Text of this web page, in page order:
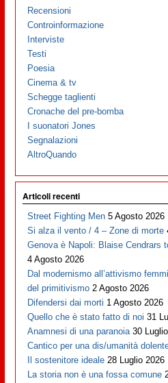
Recensioni
Controinformazione
Interviste
Testi
Poesia
Cinema & tv
Schegge taglienti
Cronache del pre-bomba
I suonatori Jones
Segnalazioni
AltroQuando
Articoli recenti
Street Fighting Men 5 Agosto 2026
Si alza il vento / 4 – Zone di morte
Genova è Napoli: Blaise Cendrars
4 Agosto 2026
Dal modernismo all’attivismo
del primitivismo 2 Agosto 2026
Difendersi dai morti 1 Agosto 2026
Quello che è stato fatto di noi 31
Anamnesi di una paranoia 30
Cantico per una dis/umanità
Il sostenitore ideale 28 Luglio 2026
La storia non è una fossa comune